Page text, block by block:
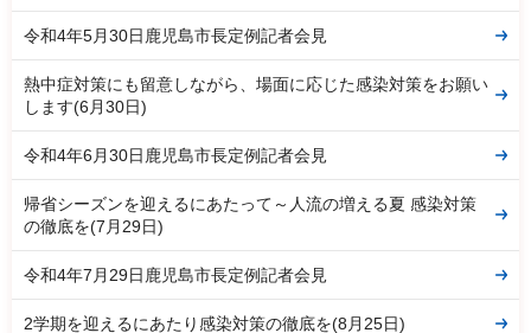
令和4年5月30日鹿児島市長定例記者会見
熱中症対策にも留意しながら、場面に応じた感染対策をお願い
します(6月30日)
令和4年6月30日鹿児島市長定例記者会見
帰省シーズンを迎えるにあたって～人流の増える夏 感染対策
の徹底を(7月29日)
令和4年7月29日鹿児島市長定例記者会見
2学期を迎えるにあたり感染対策の徹底を(8月25日)